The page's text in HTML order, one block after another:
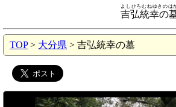
吉弘統幸の
よしひろむねゆきのは
TOP> 大分県 > 吉弘統幸の墓